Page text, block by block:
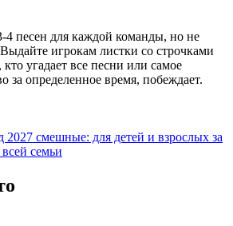
4 песен для каждой команды, но не
игрокам листки со строчками
угадает все песни или самое
за определенное время, побеждает.